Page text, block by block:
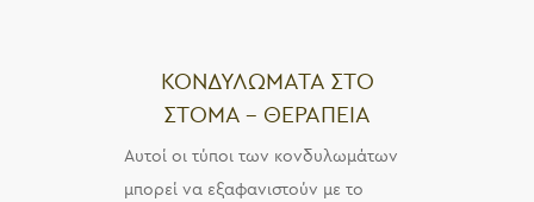
ΚΟΝΔΥΛΩΜΑΤΑ ΣΤΟ
ΣΤΟΜΑ – ΘΕΡΑΠΕΙΑ
Αυτοί οι τύποι των κονδυλωμάτων
μπορεί να εξαφανιστούν με το